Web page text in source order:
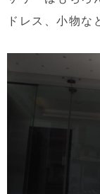
ドレス、小物な